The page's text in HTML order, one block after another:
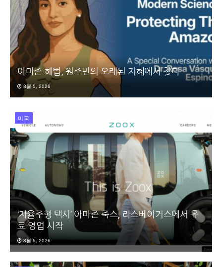
아마존 해법, 원주민의 오래된 지혜에서 찾다
8월 5, 2026
미국
‘자율주행 택시’ 아마존 죽스, 라스베이거스에서 유
료 영업 시작
8월 5, 2026